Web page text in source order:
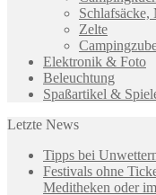
Schlafsäcke,
Zelte
Elektronik & Foto
Beleuchtung
Spaßartikel &
Letzte News
Tipps bei
Festivals ohne
Meditheken oder